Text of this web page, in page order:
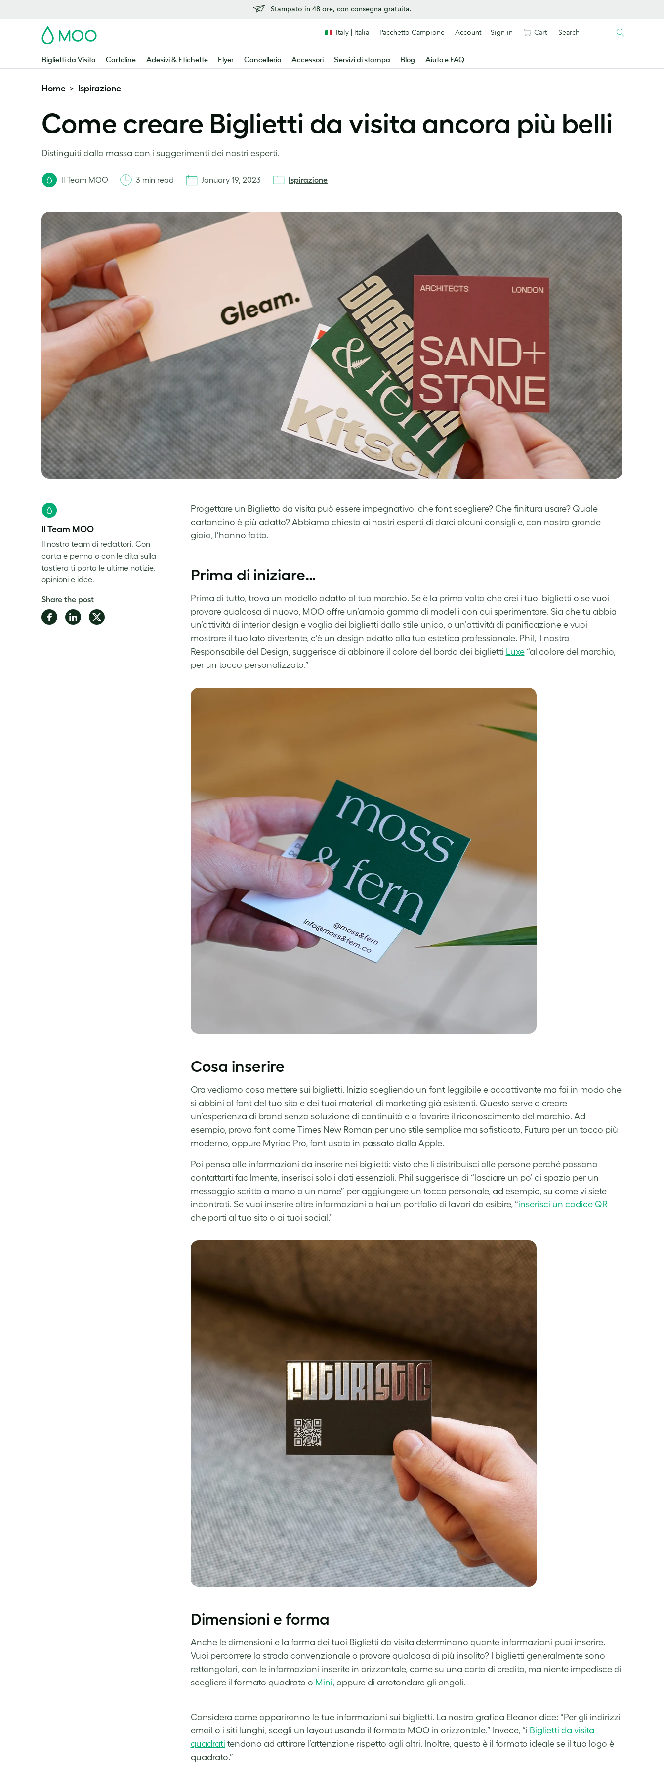
Stampato in 48 ore, con consegna gratuita.
MOO
Biglietti da Visita Cartoline Adesivi & Etichette Flyer Cancelleria Accessori Servizi di stampa Blog Aiuto e FAQ
Italy | Italia Pacchetto Campione Account Sign in Cart
Home > Ispirazione
Come creare Biglietti da visita ancora più belli
Distinguiti dalla massa con i suggerimenti dei nostri esperti.
Il Team MOO 3 min read January 19, 2023 Ispirazione
Progettare un Biglietto da visita può essere impegnativo: che font scegliere? Che finitura usare? Quale
cartoncino è più adatto? Abbiamo chiesto ai nostri esperti di darci alcuni consigli e, con nostra grande
gioia, l’hanno fatto.
Prima di iniziare…
Prima di tutto, trova un modello adatto al tuo marchio. Se è la prima volta che crei i tuoi biglietti o se vuoi
provare qualcosa di nuovo, MOO offre un’ampia gamma di modelli con cui sperimentare. Sia che tu abbia
un’attività di interior design e voglia dei biglietti dallo stile unico, o un’attività di panificazione e vuoi
mostrare il tuo lato divertente, c’è un design adatto alla tua estetica professionale. Phil, il nostro
Responsabile del Design, suggerisce di abbinare il colore del bordo dei biglietti Luxe“al colore del marchio,
per un tocco personalizzato.”
Cosa inserire
Ora vediamo cosa mettere sui biglietti. Inizia scegliendo un font leggibile e accattivante ma fai in modo che
si abbini al font del tuo sito e dei tuoi materiali di marketing già esistenti. Questo serve a creare
un’esperienza di brand senza soluzione di continuità e a favorire il riconoscimento del marchio. Ad
esempio, prova font come Times New Roman per uno stile semplice ma sofisticato, Futura per un tocco più
moderno, oppure Myriad Pro, font usata in passato dalla Apple.
Poi pensa alle informazioni da inserire nei biglietti: visto che li distribuisci alle persone perché possano
contattarti facilmente, inserisci solo i dati essenziali. Phil suggerisce di “lasciare un po’ di spazio per un
messaggio scritto a mano o un nome” per aggiungere un tocco personale, ad esempio, su come vi siete
incontrati. Se vuoi inserire altre informazioni o hai un portfolio di lavori da esibire, “inserisci un codice QR
che porti al tuo sito o ai tuoi social.”
Dimensioni e forma
Anche le dimensioni e la forma dei tuoi Biglietti da visita determinano quante informazioni puoi inserire.
Vuoi percorrere la strada convenzionale o provare qualcosa di più insolito? I biglietti generalmente sono
rettangolari, con le informazioni inserite in orizzontale, come su una carta di credito, ma niente impedisce di
scegliere il formato quadrato o Mini, oppure di arrotondare gli angoli.
Considera come appariranno le tue informazioni sui biglietti. La nostra grafica Eleanor dice: “Per gli indirizzi
email o i siti lunghi, scegli un layout usando il formato MOO in orizzontale.” Invece, “i Biglietti da visita
quadrati tendono ad attirare l’attenzione rispetto agli altri. Inoltre, questo è il formato ideale se il tuo logo è
quadrato.”
Il Team MOO
Il nostro team di redattori. Con
carta e penna o con le dita sulla
tastiera ti porta le ultime notizie,
opinioni e idee.
Share the post
Share Share Share